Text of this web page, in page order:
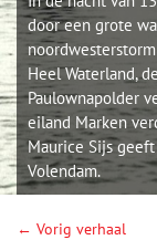
door een grote
Heel Waterland,
Paulownapolder
eiland Marken
Maurice Sijs
Volendam.
← Vorig verhaal